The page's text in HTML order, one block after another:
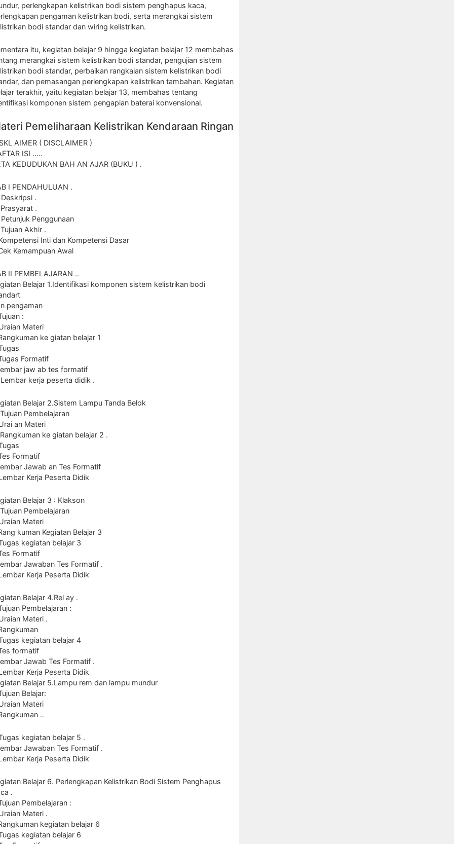
perlengkapan kelistrikan bodi sistem penghapus kaca,
pengaman kelistrikan bodi, serta merangkai sistem
bodi standar dan wiring kelistrikan.
itu, kegiatan belajar 9 hingga kegiatan belajar 12 membahas
merangkai sistem kelistrikan bodi standar, pengujian sistem
bodi standar, perbaikan rangkaian sistem kelistrikan bodi
dan pemasangan perlengkapan kelistrikan tambahan. Kegiatan
terakhir, yaitu kegiatan belajar 13, membahas tentang
komponen sistem pengapian baterai konvensional.
Pemeliharaan Kelistrikan Kendaraan Ringan
AIMER ( DISCLAIMER )
ISI .....
KEDUDUKAN BAH AN AJAR (BUKU ) .
I PENDAHULUAN .
.
.
Penggunaan
Akhir .
Inti dan Kompetensi Dasar
Kemampuan Awal
II PEMBELAJARAN ..
Belajar 1.Identifikasi komponen sistem kelistrikan bodi
pengaman
:
Materi
ke giatan belajar 1
Formatif
jaw ab tes formatif
kerja peserta didik .
Belajar 2.Sistem Lampu Tanda Belok
Pembelajaran
an Materi
ke giatan belajar 2 .
Formatif
Jawab an Tes Formatif
Kerja Peserta Didik
Belajar 3 : Klakson
Pembelajaran
Materi
kuman Kegiatan Belajar 3
kegiatan belajar 3
Formatif
Jawaban Tes Formatif .
Kerja Peserta Didik
Belajar 4.Rel ay .
Pembelajaran :
Materi .
kegiatan belajar 4
formatif
Jawab Tes Formatif .
Kerja Peserta Didik
Belajar 5.Lampu rem dan lampu mundur
Belajar:
Materi
..
kegiatan belajar 5 .
Jawaban Tes Formatif .
Kerja Peserta Didik
Belajar 6. Perlengkapan Kelistrikan Bodi Sistem Penghapus
.
Pembelajaran :
Materi .
kegiatan belajar 6
kegiatan belajar 6